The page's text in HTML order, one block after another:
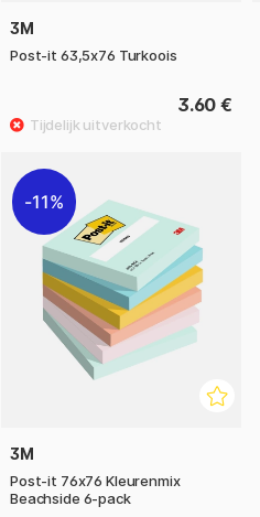
3M
Post-it 63,5x76 Turkoois
3.60 €
11%
3M
Post-it 76x76 Kleurenmix
Beachside 6-pack